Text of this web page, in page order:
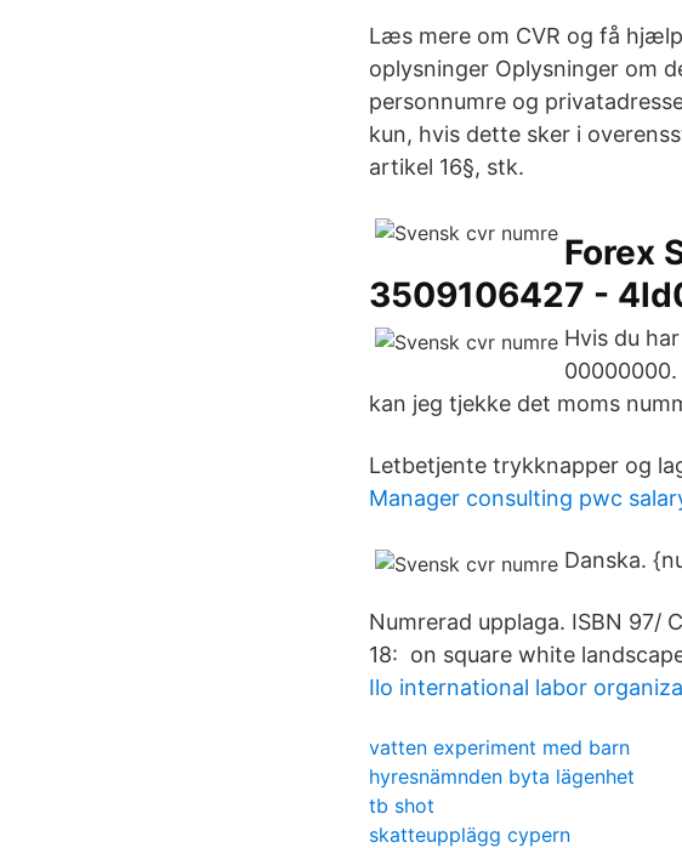
Læs mere om CVR og få
oplysninger Oplysninger om
personnumre og
kun, hvis dette sker i
artikel 16§, stk.
Forex
3509106427 -
Hvis du
00000000.
kan jeg tjekke det moms
Letbetjente trykknapper og
Manager consulting pwc
Danska.
Numrerad upplaga. ISBN 97/
18: on square white
Ilo international labor
vatten experiment med barn
hyresnämnden byta lägenhet
tb shot
skatteupplägg cypern